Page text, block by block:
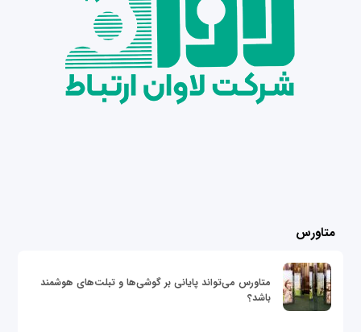
متاورس
متاورس می‌تواند پایانی بر گوشی‌ها و تبلت‌های هوشمند
باشد؟